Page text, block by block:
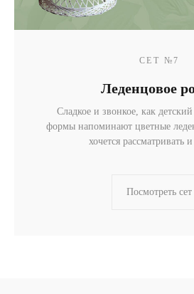
СЕТ №7
Леденцовое
Сладкое и звонкое, как
формы напоминают цветные
хочется рассматривать и
Посмотреть сет
info@gallerique.ru